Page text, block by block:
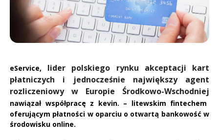
eService, lider polskiego rynku akceptacji kart
płatniczych i jednocześnie największy agent
rozliczeniowy w Europie Środkowo-Wschodniej
nawiązał współpracę z kevin. – litewskim fintechem
oferującym płatności w oparciu o otwartą bankowość w
środowisku online.